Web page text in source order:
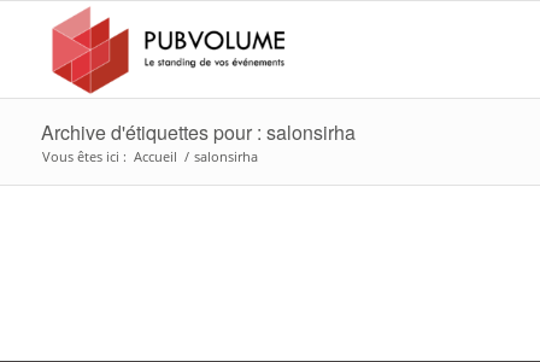
Archive d'étiquettes pour : salonsirha
Vous êtes ici : Accueil / salonsirha